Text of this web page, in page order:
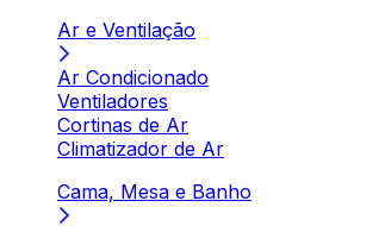
Ar e Ventilação
Ar Condicionado
Ventiladores
Cortinas de Ar
Climatizador de Ar
Cama, Mesa e Banho